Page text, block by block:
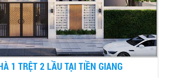
1 TRỆT 2 LẦU TẠI TIỀN GIANG